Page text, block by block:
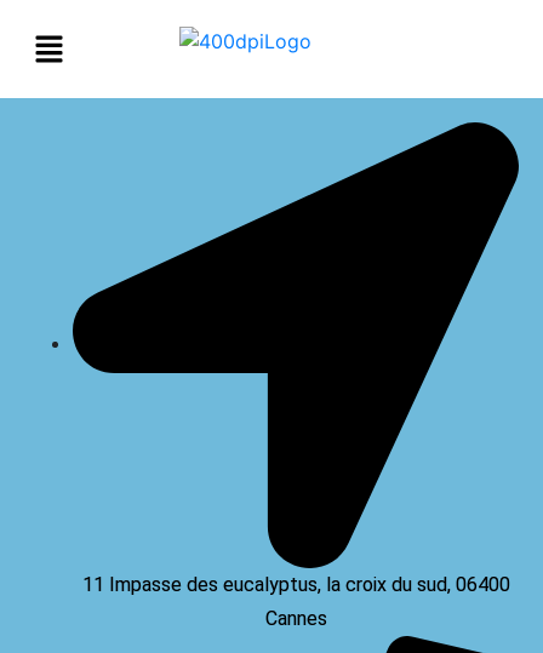
11 Impasse des eucalyptus, la croix du sud, 06400
Cannes